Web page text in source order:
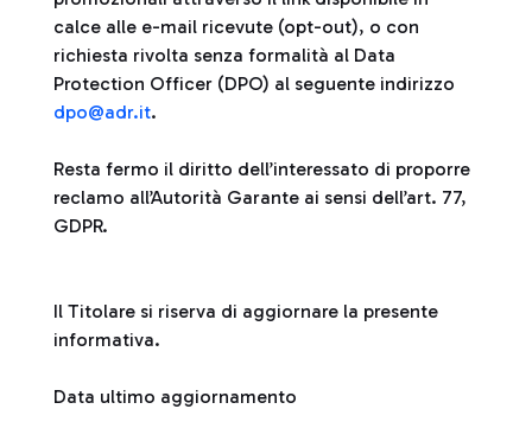
calce alle e-mail ricevute (opt-out), o con
richiesta rivolta senza formalità al Data
Protection Officer (DPO) al seguente indirizzo
dpo@adr.it.
Resta fermo il diritto dell’interessato di proporre
reclamo all’Autorità Garante ai sensi dell’art. 77,
GDPR.
Il Titolare si riserva di aggiornare la presente
informativa.
Data ultimo aggiornamento